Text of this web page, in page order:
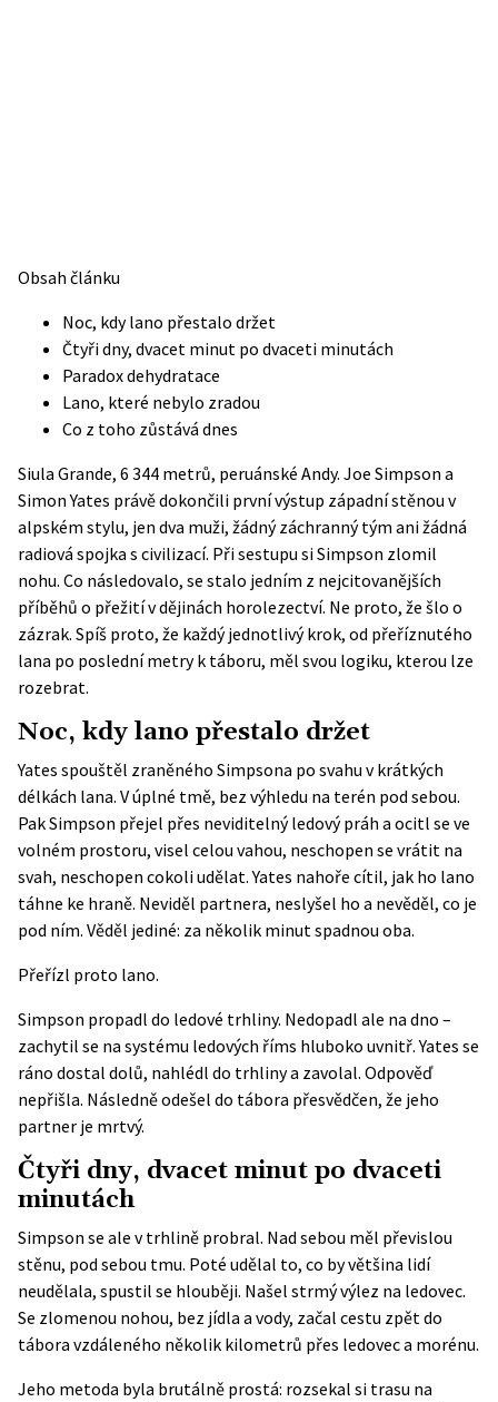
Obsah článku
Noc, kdy lano přestalo držet
Čtyři dny, dvacet minut po dvaceti minutách
Paradox dehydratace
Lano, které nebylo zradou
Co z toho zůstává dnes
Siula Grande, 6 344 metrů, peruánské Andy. Joe Simpson a
Simon Yates právě dokončili první výstup západní stěnou v
alpském stylu, jen dva muži, žádný záchranný tým ani žádná
radiová spojka s civilizací. Při sestupu si Simpson zlomil
nohu. Co následovalo, se stalo jedním z nejcitovanějších
příběhů o přežití v dějinách horolezectví. Ne proto, že šlo o
zázrak. Spíš proto, že každý jednotlivý krok, od přeříznutého
lana po poslední metry k táboru, měl svou logiku, kterou lze
rozebrat.
Noc, kdy lano přestalo držet
Yates spouštěl zraněného Simpsona po svahu v krátkých
délkách lana. V úplné tmě, bez výhledu na terén pod sebou.
Pak Simpson přejel přes neviditelný ledový práh a ocitl se ve
volném prostoru, visel celou vahou, neschopen se vrátit na
svah, neschopen cokoli udělat. Yates nahoře cítil, jak ho lano
táhne ke hraně. Neviděl partnera, neslyšel ho a nevěděl, co je
pod ním. Věděl jediné: za několik minut spadnou oba.
Přeřízl proto lano.
Simpson propadl do ledové trhliny. Nedopadl ale na dno –
zachytil se na systému ledových říms hluboko uvnitř. Yates se
ráno dostal dolů, nahlédl do trhliny a zavolal. Odpověď
nepřišla. Následně odešel do tábora přesvědčen, že jeho
partner je mrtvý.
Čtyři dny, dvacet minut po dvaceti
minutách
Simpson se ale v trhlině probral. Nad sebou měl převislou
stěnu, pod sebou tmu. Poté udělal to, co by většina lidí
neudělala, spustil se hlouběji. Našel strmý výlez na ledovec.
Se zlomenou nohou, bez jídla a vody, začal cestu zpět do
tábora vzdáleného několik kilometrů přes ledovec a morénu.
Jeho metoda byla brutálně prostá: rozsekal si trasu na